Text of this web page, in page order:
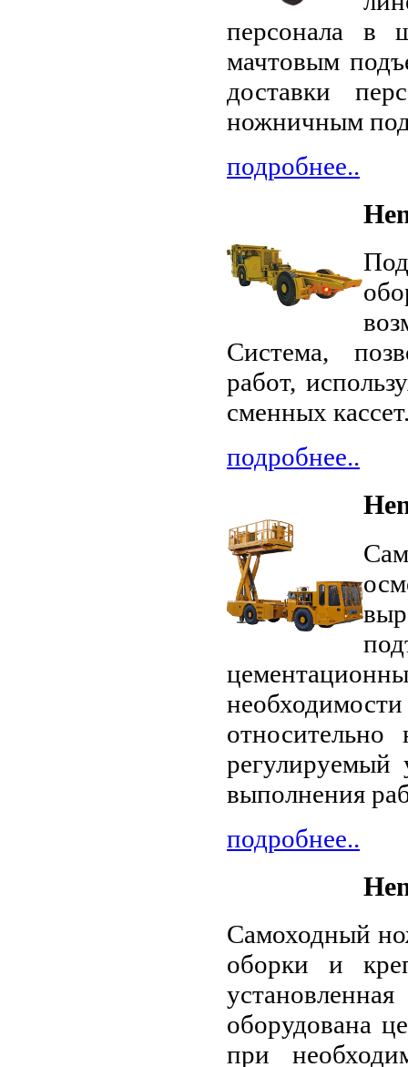
персонала в
мачтовым
доставки
ножничным
подробнее..
Система,
работ,
сменных
подробнее..
регулируемый
выполнения
подробнее..
Самоходный
оборки и
оборудована
при